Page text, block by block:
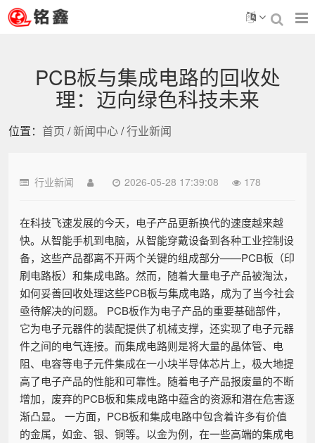
PCB板与集成电路的回收处
理：迈向绿色科技未来
位置： 首页 /新闻中心/行业新闻
行业新闻 2026-05-28 17:39:08 178
在科技飞速发展的今天，电子产品更新换代的速度越来越
快。从智能手机到电脑，从智能穿戴设备到各种工业控制设
备，这些产品都离不开两个关键的组成部分——PCB板（印
刷电路板）和集成电路。然而，随着大量电子产品被淘汰，
如何妥善回收处理这些PCB板与集成电路，成为了当今社会
亟待解决的问题。 PCB板作为电子产品的重要基础部件，
它为电子元器件的装配提供了机械支撑，还实现了电子元器
件之间的电气连接。而集成电路则是将大量的晶体管、电
阻、电容等电子元件集成在一小块半导体芯片上，极大地提
高了电子产品的性能和可靠性。随着电子产品报废量的不断
增加，废弃的PCB板和集成电路中蕴含的资源和潜在危害逐
渐凸显。 一方面，PCB板和集成电路中包含着许多有价值
的金属，如金、银、铜等。以金为例，在一些高端的集成电